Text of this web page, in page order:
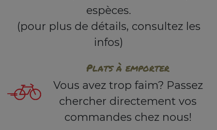
espèces.
(pour plus de détails, consultez les
infos)
Plats à emporter
Vous avez trop faim? Passez
chercher directement vos
commandes chez nous!